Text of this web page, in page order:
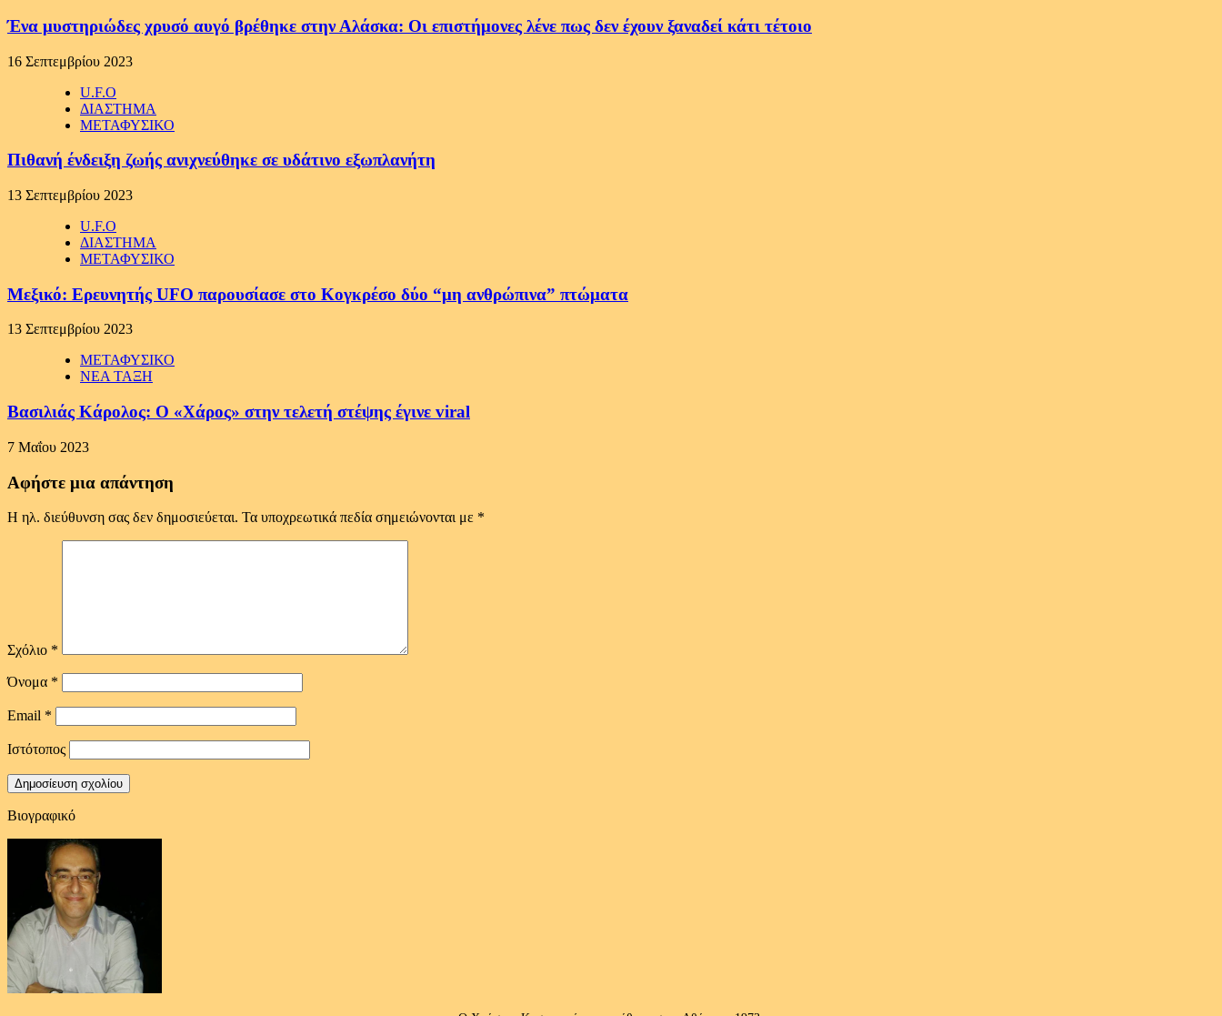
Ένα μυστηριώδες χρυσό αυγό βρέθηκε στην Αλάσκα: Οι επιστήμονες λένε πως δεν έχουν ξαναδεί κάτι τέτοιο
16 Σεπτεμβρίου 2023
U.F.O
ΔΙΑΣΤΗΜΑ
ΜΕΤΑΦΥΣΙΚΟ
Πιθανή ένδειξη ζωής ανιχνεύθηκε σε υδάτινο εξωπλανήτη
13 Σεπτεμβρίου 2023
U.F.O
ΔΙΑΣΤΗΜΑ
ΜΕΤΑΦΥΣΙΚΟ
Μεξικό: Ερευνητής UFO παρουσίασε στο Κογκρέσο δύο “μη ανθρώπινα” πτώματα
13 Σεπτεμβρίου 2023
ΜΕΤΑΦΥΣΙΚΟ
ΝΕΑ ΤΑΞΗ
Βασιλιάς Κάρολος: Ο «Χάρος» στην τελετή στέψης έγινε viral
7 Μαΐου 2023
Αφήστε μια απάντηση
Η ηλ. διεύθυνση σας δεν δημοσιεύεται. Τα υποχρεωτικά πεδία σημειώνονται με *
Σχόλιο *
Όνομα *
Email *
Ιστότοπος
Βιογραφικό